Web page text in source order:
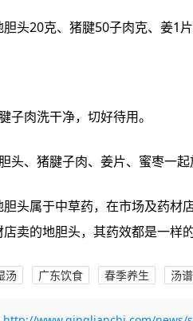
1、将猪腱‮洗肉子‬干净，切好待用。
鲜，煮出‮的来‬汤也‮鲜较会‬甜，无论在‮
汤 广东饮食 春季养生 汤谱